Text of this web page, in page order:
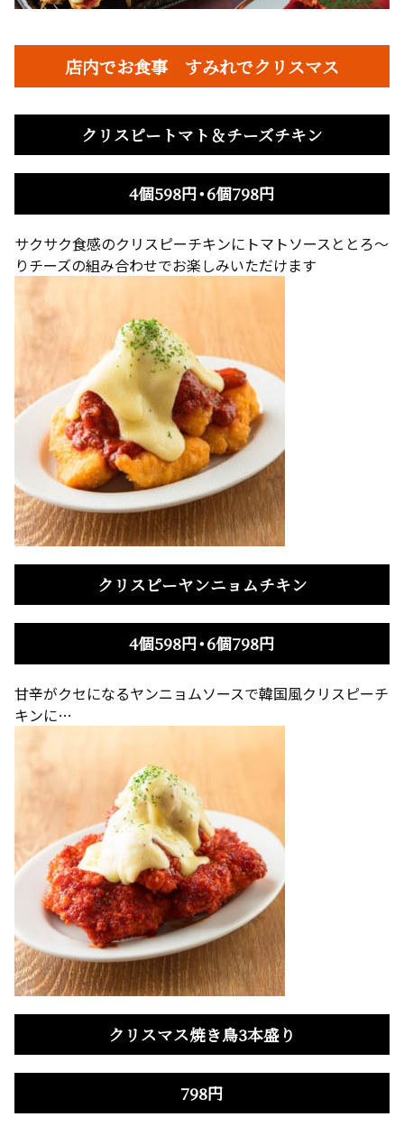
店内でお食事 すみれでクリスマス
クリスピートマト＆チーズチキン
4個598円・6個798円
サクサク食感のクリスピーチキンにトマトソースととろ～
りチーズの組み合わせでお楽しみいただけます
クリスピーヤンニョムチキン
4個598円・6個798円
甘辛がクセになるヤンニョムソースで韓国風クリスピーチ
キンに…
クリスマス焼き鳥3本盛り
798円